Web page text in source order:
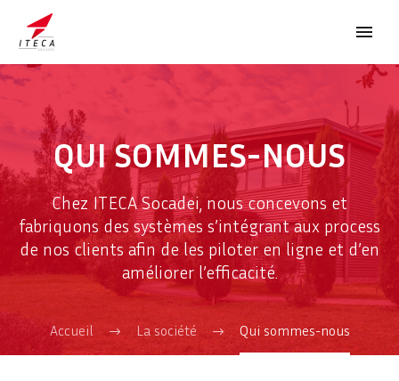
ENGLISH
QUI SOMMES-NOUS
Chez ITECA Socadei, nous concevons et
fabriquons des systèmes s’intégrant aux process
de nos clients afin de les piloter en ligne et d’en
améliorer l’efficacité.
Accueil La société Qui sommes-nous